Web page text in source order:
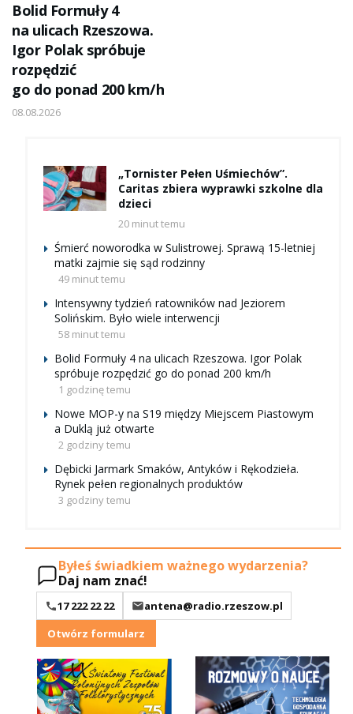
Bolid Formuły 4
na ulicach Rzeszowa.
Igor Polak spróbuje
rozpędzić
go do ponad 200 km/h
08.08.2026
„Tornister Pełen Uśmiechów”.
Caritas zbiera wyprawki szkolne dla
dzieci
20 minut temu
Śmierć noworodka w Sulistrowej. Sprawą 15-letniej
matki zajmie się sąd rodzinny
49 minut temu
Intensywny tydzień ratowników nad Jeziorem
Solińskim. Było wiele interwencji
58 minut temu
Bolid Formuły 4 na ulicach Rzeszowa. Igor Polak
spróbuje rozpędzić go do ponad 200 km/h
1 godzinę temu
Nowe MOP-y na S19 między Miejscem Piastowym
a Duklą już otwarte
2 godziny temu
Dębicki Jarmark Smaków, Antyków i Rękodzieła.
Rynek pełen regionalnych produktów
3 godziny temu
Byłeś świadkiem ważnego wydarzenia?
Daj nam znać!
17 222 22 22
antena@radio.rzeszow.pl
Otwórz formularz